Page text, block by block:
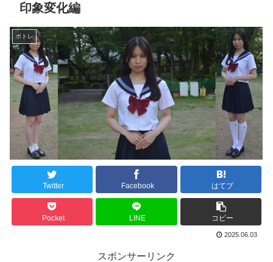
印象変化編
ポトレ
Twitter Facebook はてブ
Pocket LINE コピー
2025.06.03
スポンサーリンク